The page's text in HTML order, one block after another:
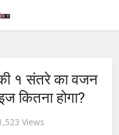
१ संतरे का वजन
कितना होगा?
Views